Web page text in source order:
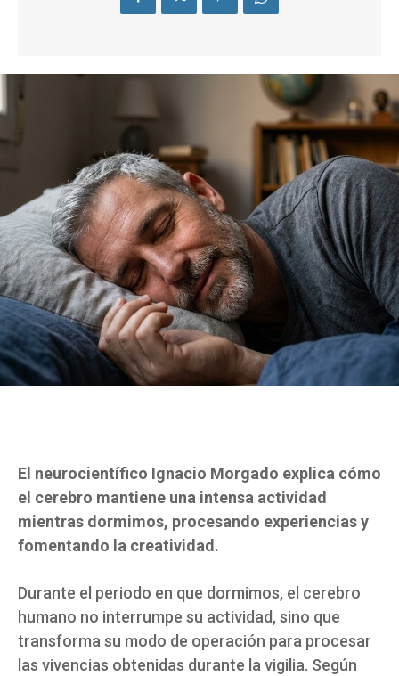
El neurocientífico Ignacio Morgado explica cómo
el cerebro mantiene una intensa actividad
mientras dormimos, procesando experiencias y
fomentando la creatividad.
Durante el periodo en que dormimos, el cerebro
humano no interrumpe su actividad, sino que
transforma su modo de operación para procesar
las vivencias obtenidas durante la vigilia. Según